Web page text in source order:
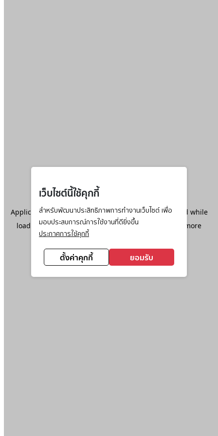
เว็บไซต์นี้ใช้คุกกี้
สำหรับพัฒนาประสิทธิภาพการทำงานเว็บไซต์ เพื่อ
มอบประสบการณ์การใช้งานที่ดียิ่งขึ้น
ประกาศการใช้คุกกี้
ตั้งค่าคุกกี้ ยอมรับ
Application error: aclient-side exception has occurred while
loadingwww.ktc.co.th(see the browser console
for more
information).